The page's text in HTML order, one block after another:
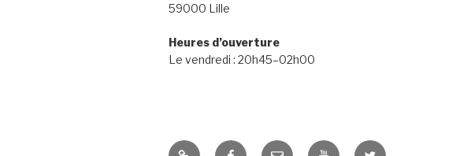
59000 Lille
Heures d’ouverture
Le vendredi : 20h45–02h00
ForgeFMFacebook
E- YoutubeTwitter